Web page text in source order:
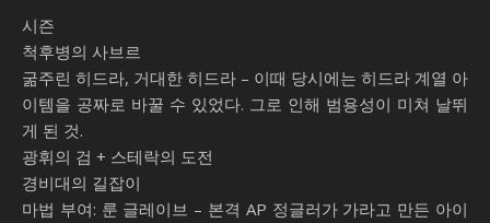
시즌
척후병의 사브르
굶주린 히드라, 거대한 히드라 – 이때 당시에는 히드라 계열 아
이템을 공짜로 바꿀 수 있었다. 그로 인해 범용성이 미쳐 날뛰
게 된 것.
광휘의 검 + 스테락의 도전
경비대의 길잡이
마법 부여: 룬 글레이브 – 본격 AP 정글러가 가라고 만든 아이